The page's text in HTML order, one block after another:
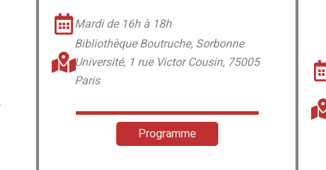
Mardi de 16h à 18h
Bibliothèque Boutruche, Sorbonne
Université, 1 rue Victor Cousin, 75005
Paris
Programme